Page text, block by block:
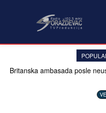
Britanska ambasada posle